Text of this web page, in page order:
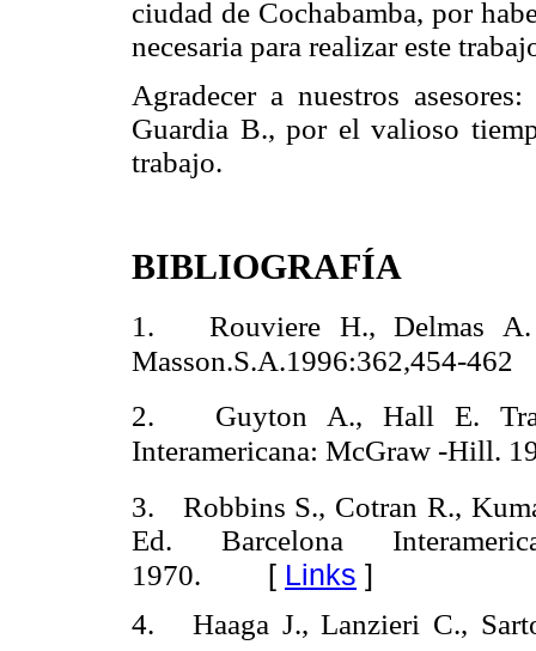
ciudad de Cochabamba, por
necesaria para realizar este
Agradecer a nuestros
Guardia B., por el valioso
trabajo.
BIBLIOGRAFÍA
1. Rouviere H., Delmas A.
Masson.S.A.1996:362,454-462
2. Guyton A., Hall E.
Interamericana: McGraw -Hill.
3. Robbins S., Cotran R.,
Ed. Barcelona
1970. [ Links ]
4. Haaga J., Lanzieri C.,